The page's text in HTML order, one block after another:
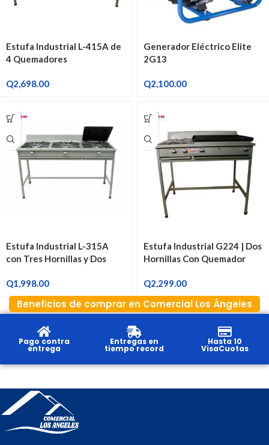
Estufa Industrial L-415A de
4 Quemadores
Q2,698.00
Generador Eléctrico Elite
2G13
Q2,100.00
Estufa Industrial L-315A
con Tres Hornillas y Dos
Q1,998.00
Estufa Industrial G224 | Dos
Hornillas Con Quemador
Q2,299.00
Beneficios de comprar en Comercial Los Ángeles
Pago contra
entrega
Entregas en
tiempo record
Hasta 10
VisaCuotas